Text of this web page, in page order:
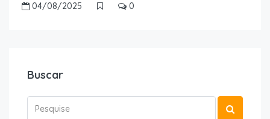
04/08/2025 0
Buscar